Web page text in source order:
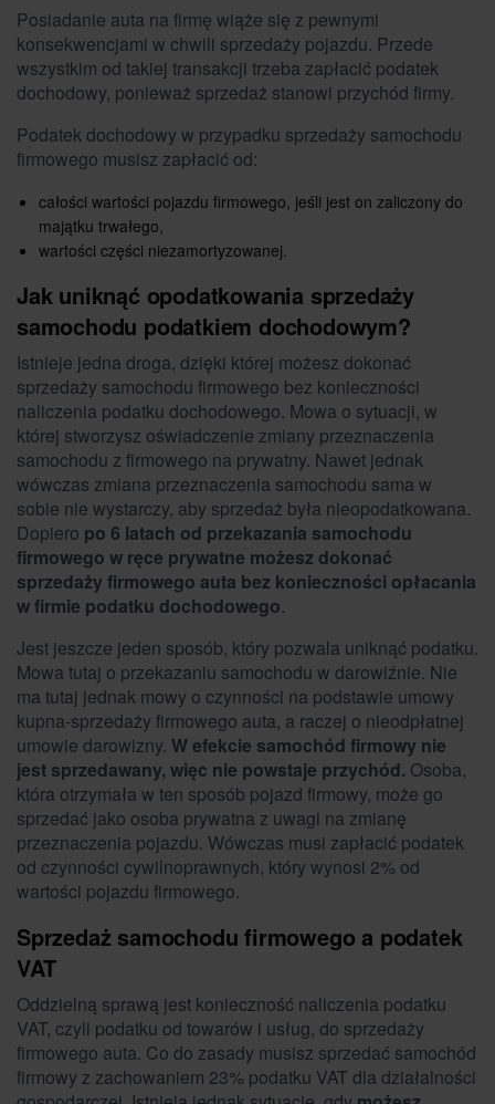
Posiadanie auta na firmę wiąże się z pewnymi
konsekwencjami w chwili sprzedaży pojazdu. Przede
wszystkim od takiej transakcji trzeba zapłacić podatek
dochodowy, ponieważ sprzedaż stanowi przychód firmy.
Podatek dochodowy w przypadku sprzedaży samochodu
firmowego musisz zapłacić od:
całości wartości pojazdu firmowego, jeśli jest on zaliczony do
majątku trwałego,
wartości części niezamortyzowanej.
Jak uniknąć opodatkowania sprzedaży
samochodu podatkiem dochodowym?
Istnieje jedna droga, dzięki której możesz dokonać
sprzedaży samochodu firmowego bez konieczności
naliczenia podatku dochodowego. Mowa o sytuacji, w
której stworzysz oświadczenie zmiany przeznaczenia
samochodu z firmowego na prywatny. Nawet jednak
wówczas zmiana przeznaczenia samochodu sama w
sobie nie wystarczy, aby sprzedaż była nieopodatkowana.
Dopiero po 6 latach od przekazania samochodu
firmowego w ręce prywatne możesz dokonać
sprzedaży firmowego auta bez konieczności opłacania
w firmie podatku dochodowego.
Jest jeszcze jeden sposób, który pozwala uniknąć podatku.
Mowa tutaj o przekazaniu samochodu w darowiźnie. Nie
ma tutaj jednak mowy o czynności na podstawie umowy
kupna-sprzedaży firmowego auta, a raczej o nieodpłatnej
umowie darowizny. W efekcie samochód firmowy nie
jest sprzedawany, więc nie powstaje przychód. Osoba,
która otrzymała w ten sposób pojazd firmowy, może go
sprzedać jako osoba prywatna z uwagi na zmianę
przeznaczenia pojazdu. Wówczas musi zapłacić podatek
od czynności cywilnoprawnych, który wynosi 2% od
wartości pojazdu firmowego.
Sprzedaż samochodu firmowego a podatek
VAT
Oddzielną sprawą jest konieczność naliczenia podatku
VAT, czyli podatku od towarów i usług, do sprzedaży
firmowego auta. Co do zasady musisz sprzedać samochód
firmowy z zachowaniem 23% podatku VAT dla działalności